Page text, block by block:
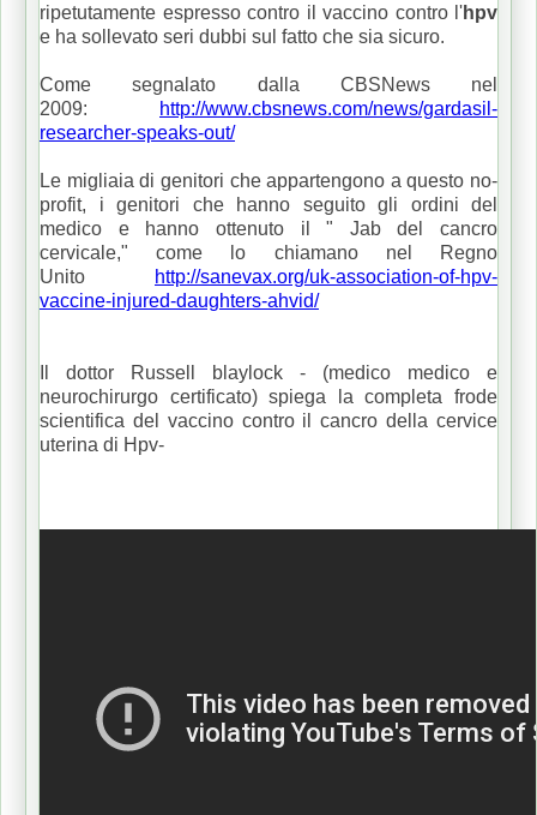
ripetutamente espresso contro il vaccino contro l'hpv
e ha sollevato seri dubbi sul fatto che sia sicuro.
Come segnalato dalla CBSNews nel
2009:
http://www.cbsnews.com/news/gardasil-
researcher-speaks-out/
Le migliaia di genitori che appartengono a questo no-
profit, i genitori che hanno seguito gli ordini del
medico e hanno ottenuto il " Jab del cancro
cervicale," come lo chiamano nel Regno
Unito
http://sanevax.org/uk-association-of-hpv-
vaccine-injured-daughters-ahvid/
Il dottor Russell blaylock - (medico medico e
neurochirurgo certificato) spiega la completa frode
scientifica del vaccino contro il cancro della cervice
uterina di Hpv-